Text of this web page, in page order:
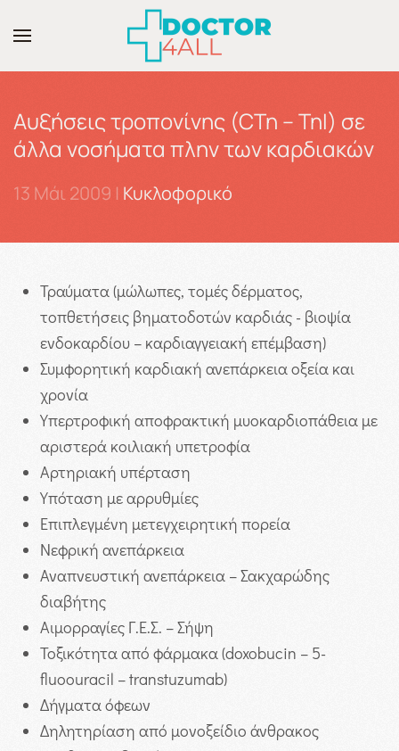
Skip to main content
Αυξήσεις τροπονίνης (CTn – TnI) σε
άλλα νοσήματα πλην των καρδιακών
13 Μάι 2009 | Κυκλοφορικό
Τραύματα (μώλωπες, τομές δέρματος,
τοπθετήσεις βηματοδοτών καρδιάς - βιοψία
ενδοκαρδίου – καρδιαγγειακή επέμβαση)
Συμφορητική καρδιακή ανεπάρκεια οξεία και
χρονία
Υπερτροφική αποφρακτική μυοκαρδιοπάθεια με
αριστερά κοιλιακή υπετροφία
Αρτηριακή υπέρταση
Υπόταση με αρρυθμίες
Επιπλεγμένη μετεγχειρητική πορεία
Νεφρική ανεπάρκεια
Αναπνευστική ανεπάρκεια – Σακχαρώδης
διαβήτης
Αιμορραγίες Γ.Ε.Σ. – Σήψη
Τοξικότητα από φάρμακα (doxobucin – 5-
fluoouracil – transtuzumab)
Δήγματα όφεων
Δηλητηρίαση από μονοξείδιο άνθρακος